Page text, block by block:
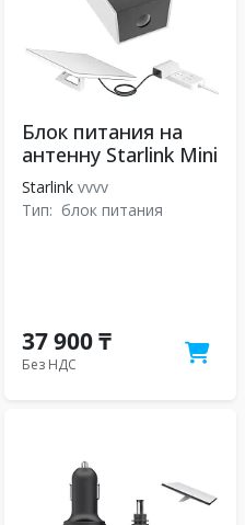
Блок питания на
антенну Starlink Mini
Starlink vvvv
Тип: блок питания
37 900 ₸
Без НДС